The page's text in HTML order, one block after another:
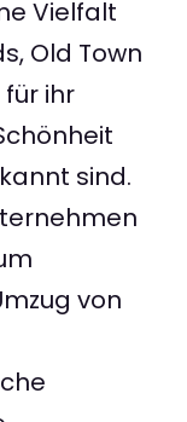
Vielfalt
Old Town
ihr
sind.
von